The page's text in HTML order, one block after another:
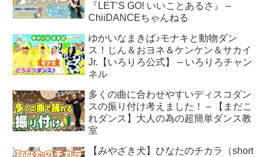
『LET’S GO! いいことあるさ』 –
ChiiDANCEちゃんねる
ゆかいなまきば♪モナキと動物ダン
ス！じん＆おヨネ＆ケンケン＆サカイ
Jr.【いろりろ公式】 – いろりろチャン
ネル
多くの曲に合わせやすいディスコダン
スの振り付け考えました！ – 【まだこ
れダンス】大人の為の超簡単ダンス教
室
【みやざき犬】ひなたのチカラ（short